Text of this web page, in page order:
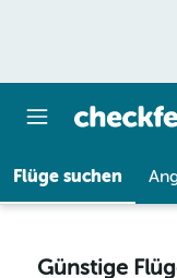
Flüge suchen
Günstige